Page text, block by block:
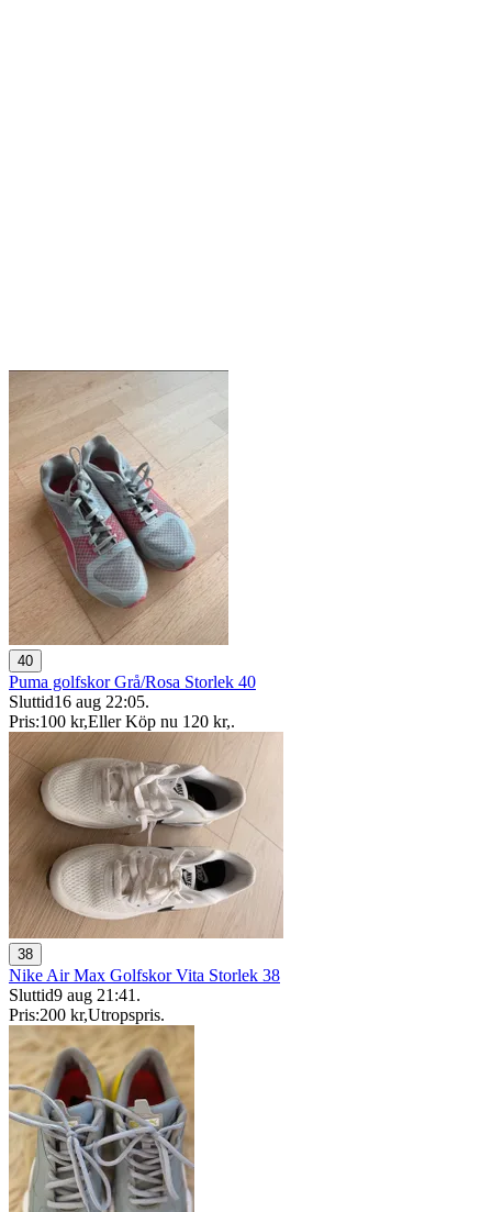
40
Puma golfskor Grå/Rosa Storlek 40
Sluttid16 aug 22:05.
Pris:100 kr,Eller Köp nu 120 kr,.
38
Nike Air Max Golfskor Vita Storlek 38
Sluttid9 aug 21:41 .
Pris:200 kr,Utropspris.